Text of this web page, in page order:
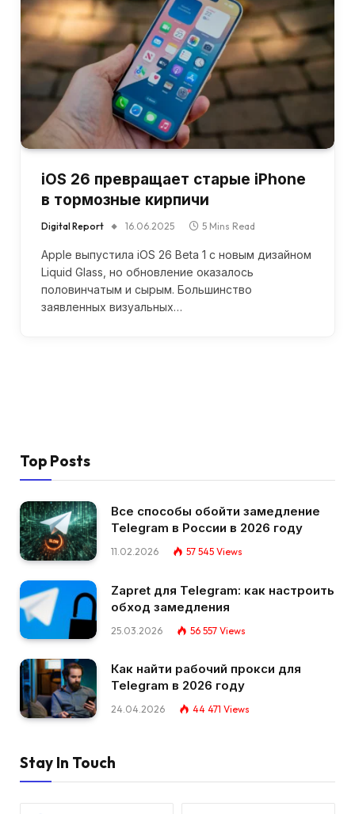
iOS 26 превращает старые iPhone
в тормозные кирпичи
Digital Report 16.06.2025 5 Mins Read
Apple выпустила iOS 26 Beta 1 с новым дизайном
Liquid Glass, но обновление оказалось
половинчатым и сырым. Большинство
заявленных визуальных…
Top Posts
Все способы обойти замедление
Telegram в России в 2026 году
11.02.2026 57 545 Views
Zapret для Telegram: как настроить
обход замедления
25.03.2026 56 557 Views
Как найти рабочий прокси для
Telegram в 2026 году
24.04.2026 44 471 Views
Stay In Touch